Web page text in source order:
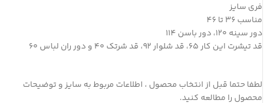
فری سایز
مناسب 36 تا 46
دور سینه 120، دور باسن 114
قد تیشرت این کار 65، قد شلوار 92، قد شرتک 40 و دور ران لباس 60
لطفا حتما قبل از انتخاب محصول ، اطلاعات مربوط به سایز و توضیحات
محصول را مطالعه کنید.